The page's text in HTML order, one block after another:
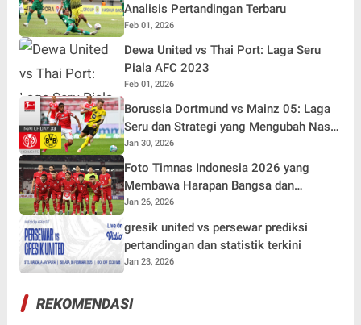
Analisis Pertandingan Terbaru
Feb 01, 2026
Dewa United vs Thai Port: Laga Seru
Piala AFC 2023
Feb 01, 2026
Borussia Dortmund vs Mainz 05: Laga
Seru dan Strategi yang Mengubah Nasib
Tim
Jan 30, 2026
Foto Timnas Indonesia 2026 yang
Membawa Harapan Bangsa dan
Semangat Pecinta Sepak Bola Nasional
Jan 26, 2026
gresik united vs persewar prediksi
pertandingan dan statistik terkini
Jan 23, 2026
REKOMENDASI